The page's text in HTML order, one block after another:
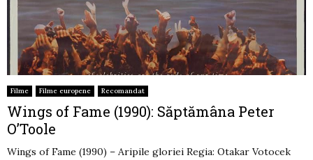
Filme Filme europene Recomandat
Wings of Fame (1990): Săptămâna Peter
O’Toole
Wings of Fame (1990) – Aripile gloriei Regia: Otakar Votocek